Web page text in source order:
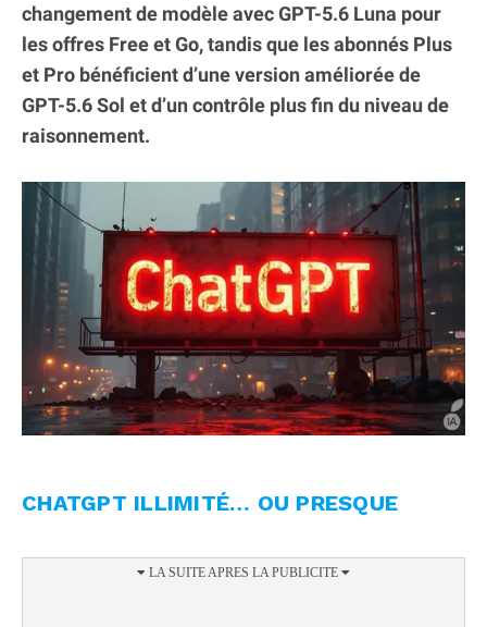
changement de modèle avec GPT-5.6 Luna pour
les offres Free et Go, tandis que les abonnés Plus
et Pro bénéficient d’une version améliorée de
GPT-5.6 Sol et d’un contrôle plus fin du niveau de
raisonnement.
CHATGPT ILLIMITÉ… OU PRESQUE